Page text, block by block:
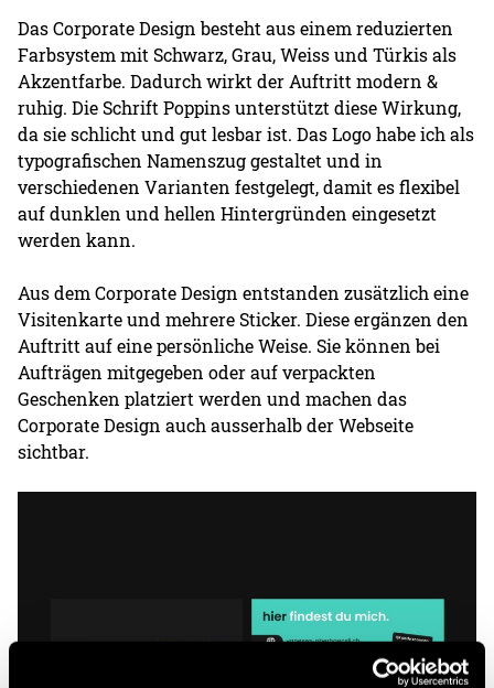
Das Corporate Design besteht aus einem reduzierten
Farbsystem mit Schwarz, Grau, Weiss und Türkis als
Akzentfarbe. Dadurch wirkt der Auftritt modern &
ruhig. Die Schrift Poppins unterstützt diese Wirkung,
da sie schlicht und gut lesbar ist. Das Logo habe ich als
typografischen Namenszug gestaltet und in
verschiedenen Varianten festgelegt, damit es flexibel
auf dunklen und hellen Hintergründen eingesetzt
werden kann.
Aus dem Corporate Design entstanden zusätzlich eine
Visitenkarte und mehrere Sticker. Diese ergänzen den
Auftritt auf eine persönliche Weise. Sie können bei
Aufträgen mitgegeben oder auf verpackten
Geschenken platziert werden und machen das
Corporate Design auch ausserhalb der Webseite
sichtbar.